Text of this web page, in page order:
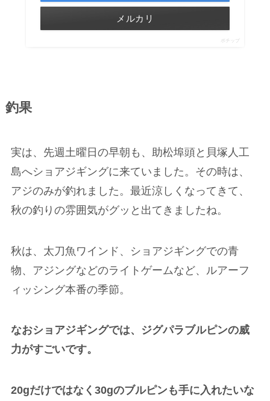
メルカリ
ポチップ
釣果
実は、先週土曜日の早朝も、助松埠頭と貝塚人工
島へショアジギングに来ていました。その時は、
アジのみが釣れました。最近涼しくなってきて、
秋の釣りの雰囲気がグッと出てきましたね。
秋は、太刀魚ワインド、ショアジギングでの青
物、アジングなどのライトゲームなど、ルアーフ
ィッシング本番の季節。
なおショアジギングでは、ジグパラブルピンの威
力がすごいです。
20gだけではなく30gのブルピンも手に入れたいな